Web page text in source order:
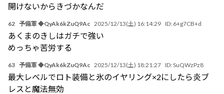
開けないからきづかなんだ
62 予備軍 ◆QyAk6kZuQ9Ac 2025/12/13(土) 16:14:29 ID: 6+g7CB+d
あくまのきしはガチで強い
めっちゃ苦労する
63 予備軍 ◆QyAk6kZuQ9Ac 2025/12/13(土) 18:21:27 ID:SuQWzPz8
最大レベルでロト装備と氷のイヤリング×2にしたら炎ブ
レスと魔法無効